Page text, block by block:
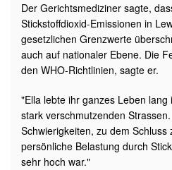
Der Gerichtsmediziner sagte,
Stickstoffdioxid-Emissionen in
gesetzlichen Grenzwerte
auch auf nationaler Ebene. Die
den WHO-Richtlinien, sagte er.
"Ella lebte ihr ganzes Leben
stark verschmutzenden
Schwierigkeiten, zu dem
persönliche Belastung durch
sehr hoch war."